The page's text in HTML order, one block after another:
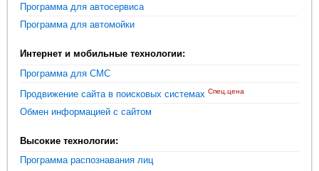
Программа для автосервиса
Программа для автомойки
Интернет и мобильные технологии:
Программа для СМС
Продвижение сайта в поисковых системах Спец.цена
Обмен информацией с сайтом
Высокие технологии:
Программа распознавания лиц